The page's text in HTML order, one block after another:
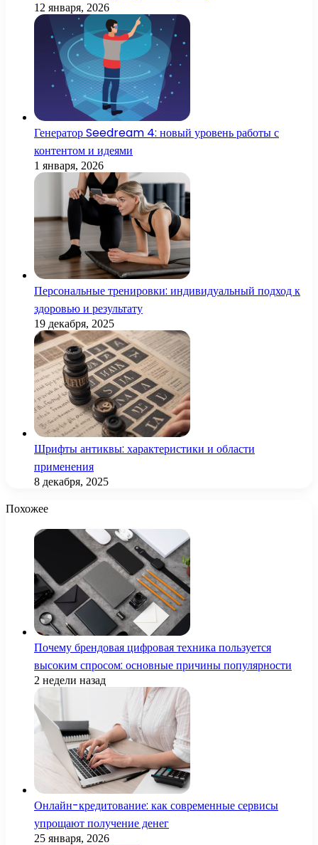
12 января, 2026
Генератор Seedream 4: новый уровень работы с
контентом и идеями
1 января, 2026
Персональные тренировки: индивидуальный подход к
здоровью и результату
19 декабря, 2025
Шрифты антиквы: характеристики и области
применения
8 декабря, 2025
Похожее
Почему брендовая цифровая техника пользуется
высоким спросом: основные причины популярности
2 недели назад
Онлайн-кредитование: как современные сервисы
упрощают получение денег
25 января, 2026